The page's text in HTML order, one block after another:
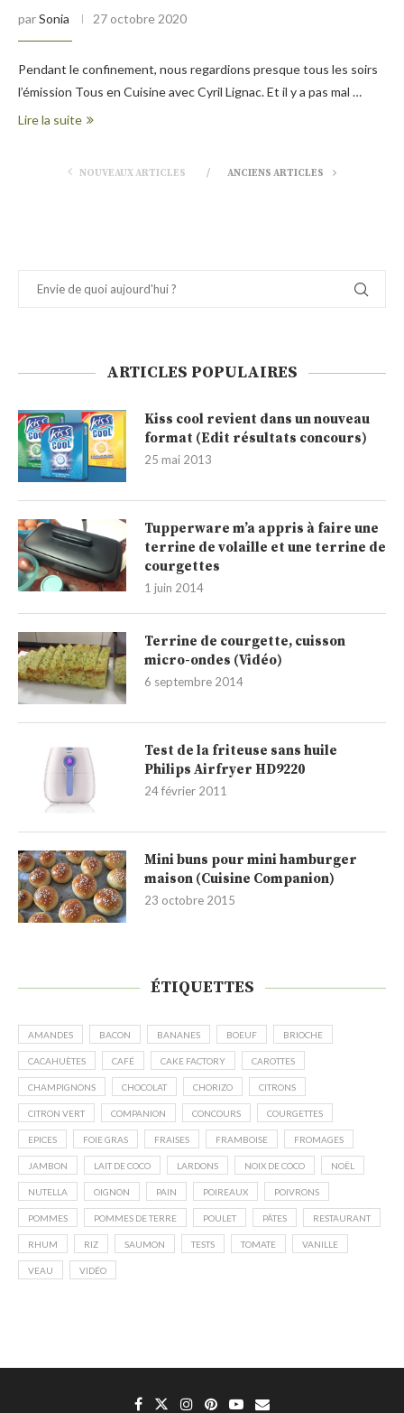
parSonia 27 octobre 2020
Pendant le confinement, nous regardions presque tous les soirs
l’émission Tous en Cuisine avec Cyril Lignac. Et il y a pas mal …
Lire la suite
NOUVEAUX ARTICLES ANCIENS ARTICLES
ARTICLES POPULAIRES
Kiss cool revient dans un nouveau
format (Edit résultats concours)
25 mai 2013
Tupperware m’a appris à faire une
terrine de volaille et une terrine de
courgettes
1 juin 2014
Terrine de courgette, cuisson
micro-ondes (Vidéo)
6 septembre 2014
Test de la friteuse sans huile
Philips Airfryer HD9220
24 février 2011
Mini buns pour mini hamburger
maison (Cuisine Companion)
23 octobre 2015
ÉTIQUETTES
AMANDES BACON BANANES BOEUF BRIOCHE
CACAHUÈTES CAFÉ CAKE FACTORY CAROTTES
CHAMPIGNONS CHOCOLAT CHORIZO CITRONS
CITRON VERT COMPANION CONCOURS COURGETTES
EPICES FOIE GRAS FRAISES FRAMBOISE FROMAGES
JAMBON LAIT DE COCO LARDONS NOIX DE COCO NOËL
NUTELLA OIGNON PAIN POIREAUX POIVRONS
POMMES POMMES DE TERRE POULET PÂTES RESTAURANT
RHUM RIZ SAUMON TESTS TOMATE VANILLE
VEAU VIDÉO